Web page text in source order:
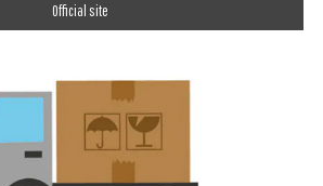
Official site